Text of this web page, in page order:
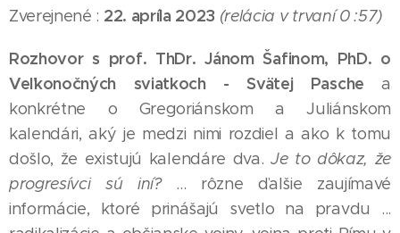
Zverejnené : 22. apríla 2023 (relácia v trvaní 0 :57)
Rozhovor s prof. ThDr. Jánom Šafinom, PhD. o
Veľkonočných sviatkoch - Svätej Pasche a
konkrétne o Gregoriánskom a Juliánskom
kalendári, aký je medzi nimi rozdiel a ako k tomu
došlo, že existujú kalendáre dva. Je to dôkaz, že
progresívci sú iní? ... rôzne ďalšie zaujímavé
informácie, ktoré prinášajú svetlo na pravdu ...